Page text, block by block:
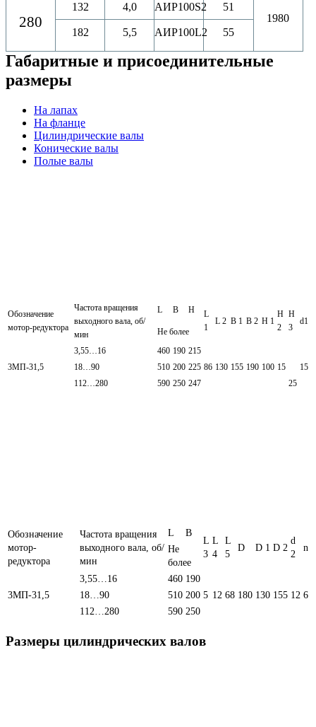
280
132
182
4,0
5,5
АИР100S2
АИР100L2
51
55
1980
Габаритные и присоединительные
размеры
На лапах
На фланце
Цилиндрические валы
Конические валы
Полые валы
Обозначение
мотор-редуктора
Частота вращения
выходного вала, об/
мин
L B H
L
1
L 2 B 1 B 2 H 1
H
2
H
3
d1
Не более
3МП-31,5
3,55…16 460 190 215
86 130 155 190 100 15 15
18…90 510 200 225
112…280
590 250 247 25
Обозначение
мотор-
редуктора
Частота вращения
выходного вала, об/
мин
L B
L
3
L
4
L
5
D D 1 D 2
d
2
n
Не
более
3МП-31,5
3,55…16 460 190
5 12 68 180 130 155 12 6
18…90 510 200
112…280
590 250
Размеры цилиндрических валов